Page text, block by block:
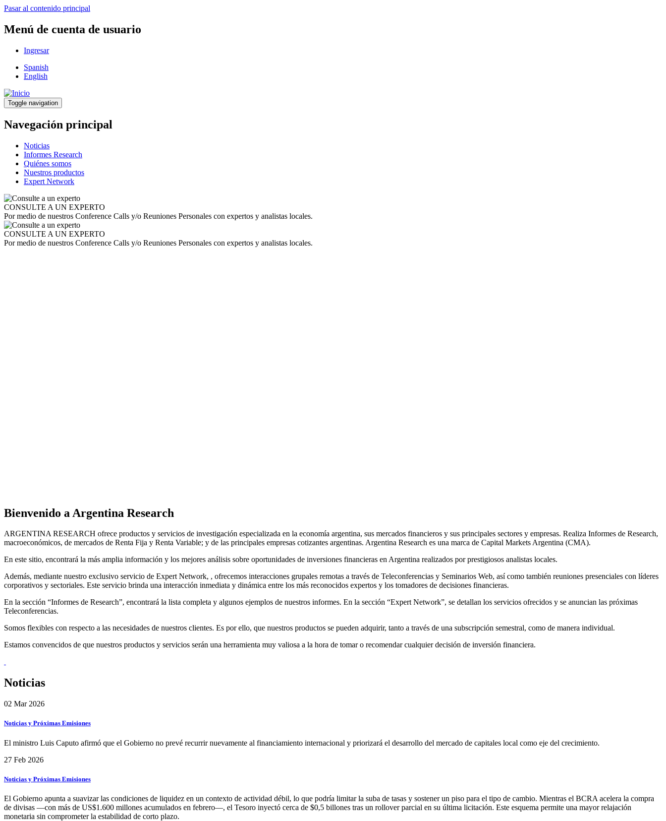
Pasar al contenido principal
Menú de cuenta de usuario
Ingresar
Spanish
English
Toggle navigation
Navegación principal
Noticias
Informes Research
Quiénes somos
Nuestros productos
Expert Network
CONSULTE A UN EXPERTO
Por medio de nuestros Conference Calls y/o Reuniones Personales con expertos y analistas locales.
CONSULTE A UN EXPERTO
Por medio de nuestros Conference Calls y/o Reuniones Personales con expertos y analistas locales.
Bienvenido a Argentina Research
ARGENTINA RESEARCH ofrece productos y servicios de investigación especializada en la economía argentina, sus mercados financieros y sus principales sectores y empresas. Realiza Informes de Research,
macroeconómicos, de mercados de Renta Fija y Renta Variable; y de las principales empresas cotizantes argentinas. Argentina Research es una marca de Capital Markets Argentina (CMA).
En este sitio, encontrará la más amplia información y los mejores análisis sobre oportunidades de inversiones financieras en Argentina realizados por prestigiosos analistas locales.
Además, mediante nuestro exclusivo servicio de Expert Network, , ofrecemos interacciones grupales remotas a través de Teleconferencias y Seminarios Web, así como también reuniones presenciales con líderes
corporativos y sectoriales. Este servicio brinda una interacción inmediata y dinámica entre los más reconocidos expertos y los tomadores de decisiones financieras.
En la sección “Informes de Research”, encontrará la lista completa y algunos ejemplos de nuestros informes. En la sección “Expert Network”, se detallan los servicios ofrecidos y se anuncian las próximas
Teleconferencias.
Somos flexibles con respecto a las necesidades de nuestros clientes. Es por ello, que nuestros productos se pueden adquirir, tanto a través de una subscripción semestral, como de manera individual.
Estamos convencidos de que nuestros productos y servicios serán una herramienta muy valiosa a la hora de tomar o recomendar cualquier decisión de inversión financiera.
Noticias
02 Mar 2026
Noticias y Próximas Emisiones
El ministro Luis Caputo afirmó que el Gobierno no prevé recurrir nuevamente al financiamiento internacional y priorizará el desarrollo del mercado de capitales local como eje del crecimiento.
27 Feb 2026
Noticias y Próximas Emisiones
El Gobierno apunta a suavizar las condiciones de liquidez en un contexto de actividad débil, lo que podría limitar la suba de tasas y sostener un piso para el tipo de cambio. Mientras el BCRA acelera la compra
de divisas —con más de US$1.600 millones acumulados en febrero—, el Tesoro inyectó cerca de $0,5 billones tras un rollover parcial en su última licitación. Este esquema permite una mayor relajación
monetaria sin comprometer la estabilidad de corto plazo.